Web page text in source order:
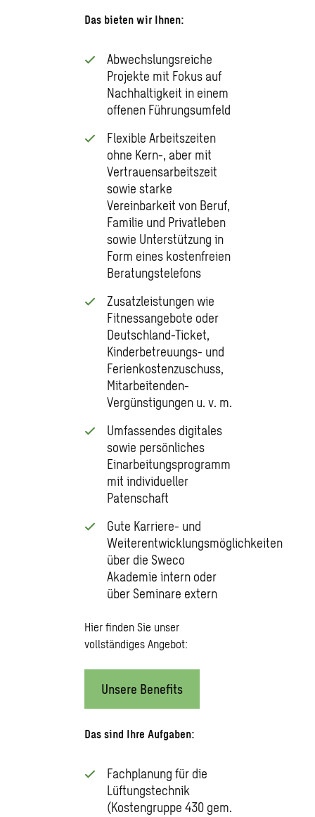
Das bieten wir Ihnen:
Abwechslungsreiche
Projekte mit Fokus auf
Nachhaltigkeit in einem
offenen Führungsumfeld
Flexible Arbeitszeiten
ohne Kern-, aber mit
Vertrauensarbeitszeit
sowie starke
Vereinbarkeit von Beruf,
Familie und Privatleben
sowie Unterstützung in
Form eines kostenfreien
Beratungstelefons
Zusatzleistungen wie
Fitnessangebote oder
Deutschland-Ticket,
Kinderbetreuungs- und
Ferienkostenzuschuss,
Mitarbeitenden-
Vergünstigungen u. v. m.
Umfassendes digitales
sowie persönliches
Einarbeitungsprogramm
mit individueller
Patenschaft
Gute Karriere- und
Weiterentwicklungsmöglichkeiten
über die Sweco
Akademie intern oder
über Seminare extern
Hier finden Sie unser
vollständiges Angebot:
Unsere Benefits
Das sind Ihre Aufgaben:
Fachplanung für die
Lüftungstechnik
(Kostengruppe 430 gem.